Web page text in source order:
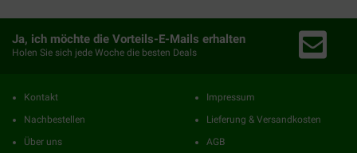
Ja, ich möchte die Vorteils-E-Mails erhalten
Holen Sie sich jede Woche die besten Deals
Kontakt
Nachbestellen
Über uns
Impressum
Lieferung & Versandkosten
AGB